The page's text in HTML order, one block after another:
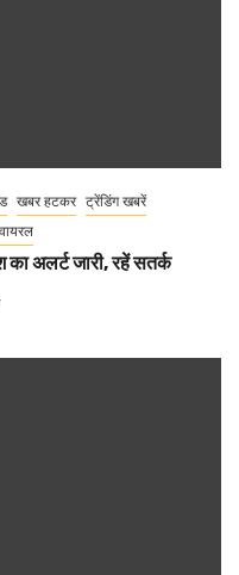
खबर हटकर ट्रेंडिंग खबरें
का अलर्ट जारी, रहें सतर्क